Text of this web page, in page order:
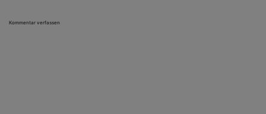
Kommentar verfassen